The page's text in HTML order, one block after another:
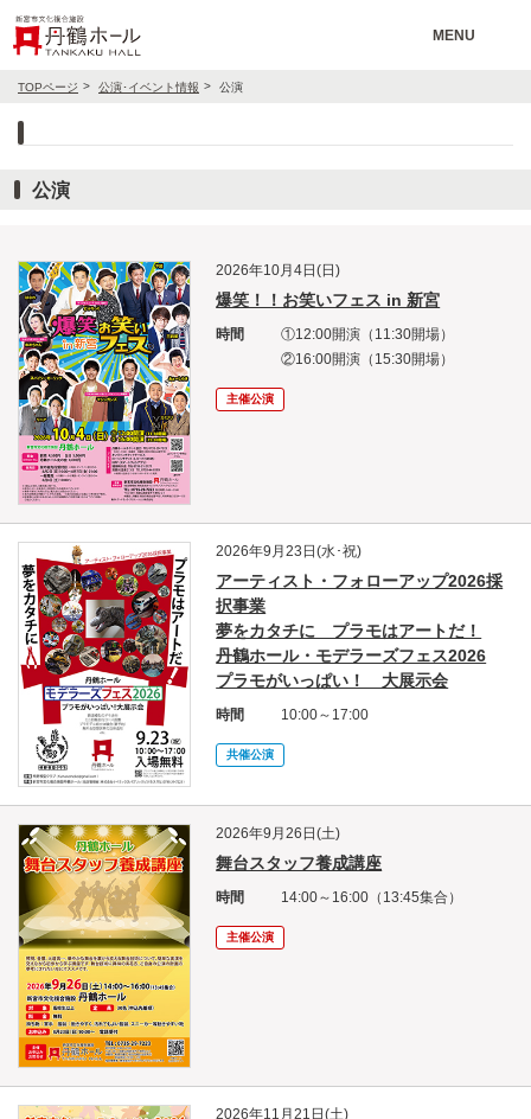
MENU
TOPページ 公演･イベント情報 公演
公演
2026年10月4日(日)
爆笑！！お笑いフェス in 新宮
時間
①12:00開演（11:30開場）
②16:00開演（15:30開場）
主催公演
2026年9月23日(水･祝)
アーティスト・フォローアップ2026採
択事業
夢をカタチに プラモはアートだ！
丹鶴ホール・モデラーズフェス2026
プラモがいっぱい！ 大展示会
時間 10:00～17:00
共催公演
2026年9月26日(土)
舞台スタッフ養成講座
時間 14:00～16:00（13:45集合）
主催公演
2026年11月21日(土)